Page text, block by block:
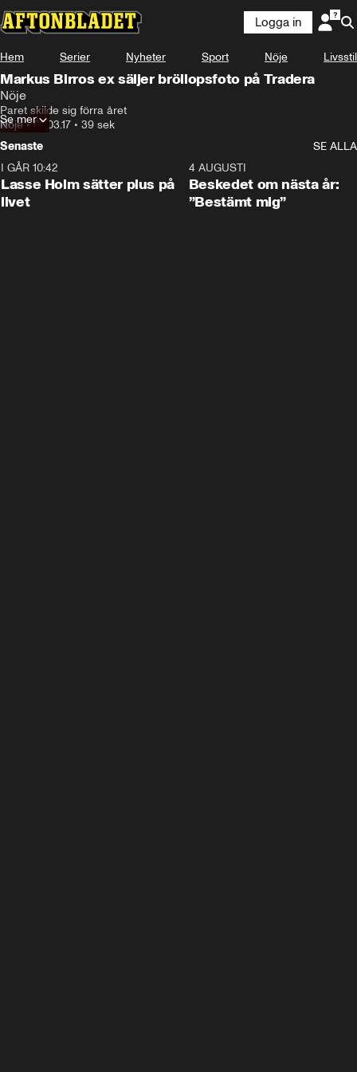
Logga in
Hem Serier Nyheter Sport Nöje Livsstil
Markus Birros ex säljer bröllopsfoto på Tradera
Nöje
Paret skilde sig förra året
Nöje•09.03.17 • 39 sek
Se mer
Senaste
SE ALLA
I GÅR 10:42
Lasse Holm sätter plus på
livet
4 AUGUSTI
Beskedet om nästa år:
”Bestämt mig”